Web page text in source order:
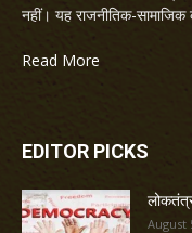
नहीं। यह राजनीतिक-
Read More
EDITOR PICKS
August